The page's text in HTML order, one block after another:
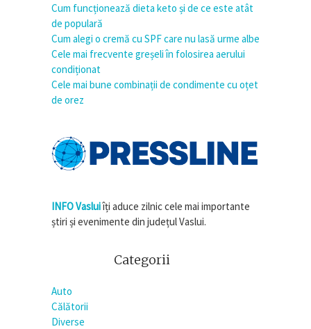
Cum funcționează dieta keto și de ce este atât
de populară
Cum alegi o cremă cu SPF care nu lasă urme albe
Cele mai frecvente greșeli în folosirea aerului
condiționat
Cele mai bune combinații de condimente cu oțet
de orez
INFO Vasluiîți aduce zilnic cele mai importante
știri și evenimente din județul Vaslui.
Categorii
Auto
Călătorii
Diverse